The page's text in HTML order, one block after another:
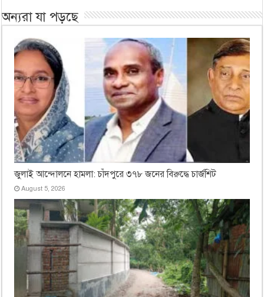
অন্যরা যা পড়ছে
জুলাই আন্দোলনে হামলা: চাঁদপুরে ৩৭৮ জনের বিরুদ্ধে চার্জশিট
August 5, 2026